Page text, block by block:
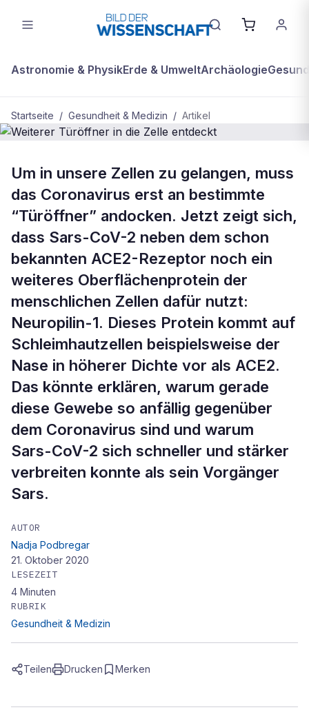
Astronomie & PhysikErde & UmweltArchäologie
Startseite / Gesundheit & Medizin / Artikel
Weiterer Türöffner in die Zelle
entdeckt
Um in unsere Zellen zu gelangen, muss
das Coronavirus erst an bestimmte
“Türöffner” andocken. Jetzt zeigt sich,
dass Sars-CoV-2 neben dem schon
bekannten ACE2-Rezeptor noch ein
weiteres Oberflächenprotein der
menschlichen Zellen dafür nutzt:
Neuropilin-1. Dieses Protein kommt auf
Schleimhautzellen beispielsweise der
Nase in höherer Dichte vor als ACE2.
Das könnte erklären, warum gerade
diese Gewebe so anfällig gegenüber
dem Coronavirus sind und warum
Sars-CoV-2 sich schneller und stärker
verbreiten konnte als sein Vorgänger
Sars.
AUTOR
Nadja Podbregar
21. Oktober 2020
LESEZEIT
4 Minuten
RUBRIK
Gesundheit & Medizin
Teilen Drucken Merken